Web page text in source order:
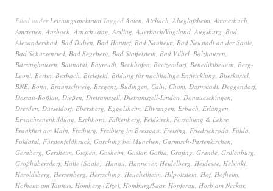
Filed underLeistungsspektrum Tagged Aalen, Aichach, Alteglofsheim, Ammerbuch,
Amstetten, Ansbach, Arnschwang, Assling, Auerbach/Vogtland, Augsburg, Bad
Alexandersbad, Bad Düben, Bad Honnef, Bad Nauheim, Bad Neustadt an der Saale,
Bad Schussenried, Bad Segeberg, Bad Staffelstein, Bad Vilbel, Balzhausen,
Barsinghausen, Baunatal, Bayreuth, Bechhofen, Beetzendorf, Benediktbeuern, Berg-
Leoni, Berlin, Bexbach, Bielefeld, Bildung für nachhaltige Entwicklung, Blieskastel,
BNE, Bonn, Braunschweig, Bregenz, Büdingen, Calw, Cham, Darmstadt, Deggendorf,
Dessau-Roßlau, Dießen, Dietramszell, Dietramszell-Linden, Donaueschingen,
Dresden, Düsseldorf, Ebersberg, Eggolsheim, Ellwangen, Erbach, Erlangen,
Erwachsenenbildung, Eschborn, Falkenberg, Feldkirch, Forschung & Lehre,
Frankfurt am Main, Freiburg, Freiburg im Breisgau, Freising, Friedrichroda, Fulda,
Fuldatal, Fürstenfeldbruck, Garching bei München, Garmisch-Partenkirchen,
Geraberg, Gersheim, Gießen, Gosheim, Goslar, Gotha, Grafing, Grande, Grillenburg,
Großhabersdorf, Halle (Saale), Hanau, Hannover, Heidelberg, Heidesee, Helsinki,
Heroldsberg, Herrenberg, Herrsching, Heuchelheim, Hilpoltstein, Hof, Hofheim,
Hofheim am Taunus, Homberg (Efze), Homburg/Saar, Hopferau, Horb am Neckar,